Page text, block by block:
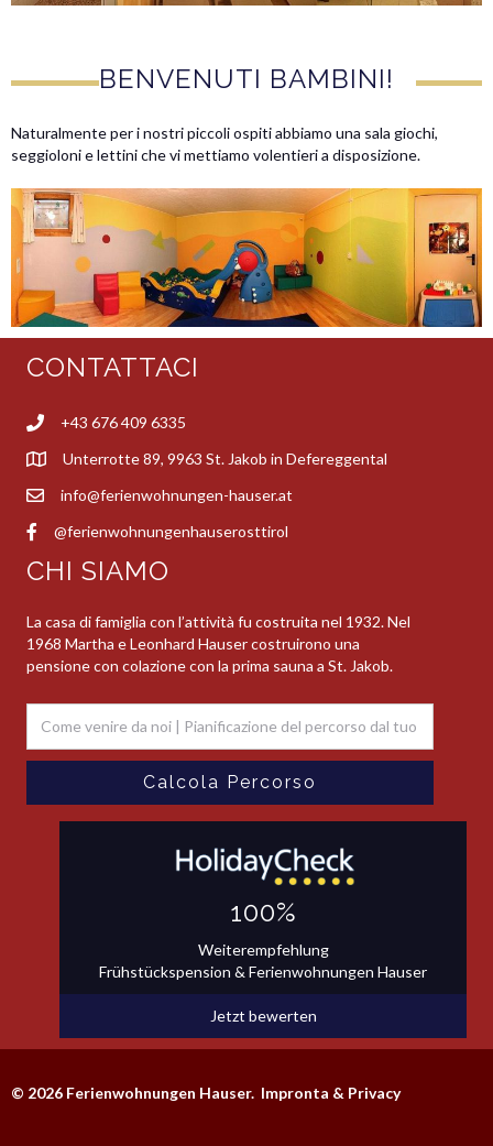
BENVENUTI BAMBINI!
Naturalmente per i nostri piccoli ospiti abbiamo una sala giochi,
seggioloni e lettini che vi mettiamo volentieri a disposizione.
CONTATTACI
+43 676 409 6335
Unterrotte 89, 9963 St. Jakob in Defereggental
info@ferienwohnungen-hauser.at
@ferienwohnungenhauserosttirol
CHI SIAMO
La casa di famiglia con l’attività fu costruita nel 1932. Nel
1968 Martha e Leonhard Hauser costruirono una
pensione con colazione con la prima sauna a St. Jakob.
100%
Weiterempfehlung
Frühstückspension & Ferienwohnungen Hauser
Jetzt bewerten
© 2026 Ferienwohnungen Hauser. Impronta & Privacy